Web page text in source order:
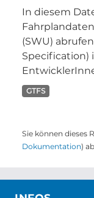
In diesem
(SWU)
Specification)
GTFS
Sie können dieses
Dokumentation)